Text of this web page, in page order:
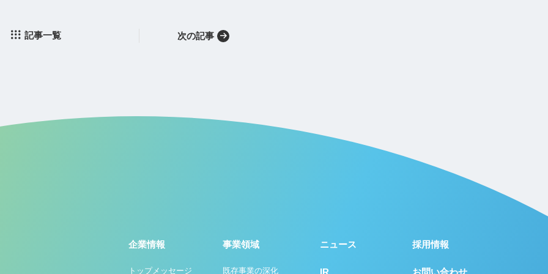
記事一覧 次の記事
企業情報
トップメッセージ
事業領域
既存事業の深化
ニュース
IR
採用情報
お問い合わせ